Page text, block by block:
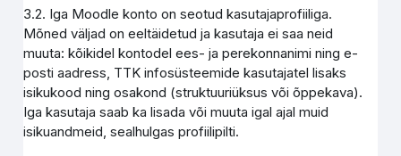
3.2. Iga Moodle konto on seotud kasutajaprofiiliga.
Mõned väljad on eeltäidetud ja kasutaja ei saa neid
muuta: kõikidel kontodel ees- ja perekonnanimi ning e-
posti aadress, TTK infosüsteemide kasutajatel lisaks
isikukood ning osakond (struktuuriüksus või õppekava).
Iga kasutaja saab ka lisada või muuta igal ajal muid
isikuandmeid, sealhulgas profiilipilti.